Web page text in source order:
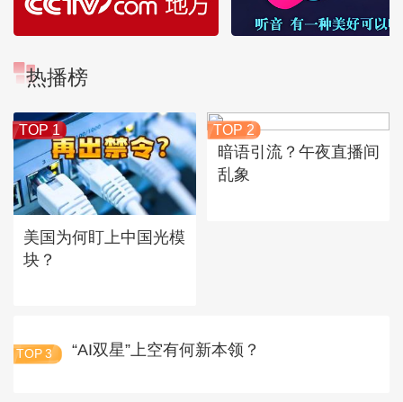
热播榜
TOP 1
美国为何盯上中国光模
块？
TOP 2
暗语引流？午夜直播间
乱象
TOP 3 “AI双星”上空有何新本领？